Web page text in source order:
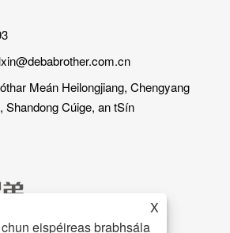
Meán Heilongjiang, Chengyang
Shandong Cúige, an tSín
X
eispéireas brabhsála